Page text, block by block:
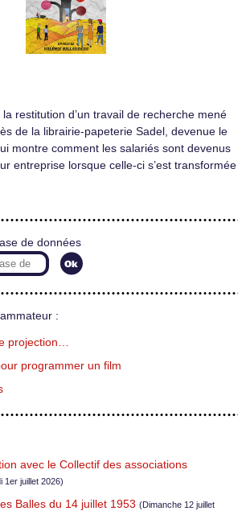
restitution d’un travail de recherche mené
de la librairie-papeterie Sadel, devenue le
montre comment les salariés sont devenus
entreprise lorsque celle-ci s’est transformée
de données
:
projection…
programmer un film
avec le Collectif des associations
1er juillet 2026)
Balles du 14 juillet 1953 (Dimanche 12 juillet